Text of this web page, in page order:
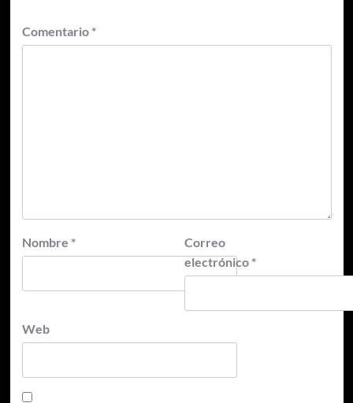
Comentario *
Nombre *
Correo
electrónico *
Web